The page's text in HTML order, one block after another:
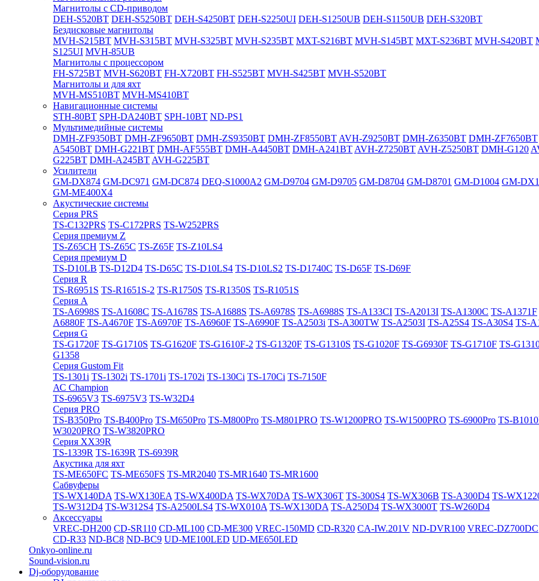
Магнитолы с CD-приводом
DEH-S520BT DEH-S5250BT DEH-S4250BT DEH-S2250UI DEH-S1250UB DEH-S1150UB DEH-S320BT
Бездисковые магнитолы
MVH-S215BT MVH-S315BT MVH-S325BT MVH-S235BT MXT-S216BT MVH-S145BT MXT-S236BT MVH-S420BT
S125UI MVH-85UB
Магнитолы с процессором
FH-S725BT MVH-S620BT FH-X720BT FH-S525BT MVH-S425BT MVH-S520BT
Магнитолы и для яхт
MVH-MS510BT MVH-MS410BT
Навигационные системы
STH-80BT SPH-DA240BT SPH-10BT ND-PS1
Мультимедийные системы
DMH-ZF9350BT DMH-ZF9650BT DMH-ZS9350BT DMH-ZF8550BT AVH-Z9250BT DMH-Z6350BT DMH-ZF7650BT
A5450BT DMH-G221BT DMH-AF555BT DMH-A4450BT DMH-A241BT AVH-Z7250BT AVH-Z5250BT DMH-G120
G225BT DMH-A245BT AVH-G225BT
Усилители
GM-DX874 GM-DC971 GM-DC874 DEQ-S1000A2 GM-D9704 GM-D9705 GM-D8704 GM-D8701 GM-D1004 GM-
GM-ME400X4
Акустические системы
Cерия PRS
TS-C132PRS TS-C172PRS TS-W252PRS
Cерия премиум Z
TS-Z65CH TS-Z65C TS-Z65F TS-Z10LS4
Cерия премиум D
TS-D10LB TS-D12D4 TS-D65C TS-D10LS4 TS-D10LS2 TS-D1740C TS-D65F TS-D69F
Cерия R
TS-R6951S TS-R1651S-2 TS-R1750S TS-R1350S TS-R1051S
Cерия A
TS-A6998S TS-A1608C TS-A1678S TS-A1688S TS-A6978S TS-A6988S TS-A133CI TS-A2013I TS-A1300C TS-A1371F
A6880F TS-A4670F TS-A6970F TS-A6960F TS-A6990F TS-A2503i TS-A300TW TS-A2503I TS-A25S4 TS-A30S4 TS-
Cерия G
TS-G1720F TS-G1710S TS-G1620F TS-G1610F-2 TS-G1320F TS-G1310S TS-G1020F TS-G6930F TS-G1710F TS-
G1358
Cерия Gustom Fit
TS-1301i TS-1302i TS-1701i TS-1702i TS-130Ci TS-170Ci TS-7150F
АС Champion
TS-6965V3 TS-6975V3 TS-W32D4
Cерия PRO
TS-B350Pro TS-B400Pro TS-M650Pro TS-M800Pro TS-M801PRO TS-W1200PRO TS-W1500PRO TS-6900Pro TS-
W3020PRO TS-W3820PRO
Cерия XX39R
TS-1339R TS-1639R TS-6939R
Акустика для яхт
TS-ME650FC TS-ME650FS TS-MR2040 TS-MR1640 TS-MR1600
Сабвуферы
TS-WX140DA TS-WX130EA TS-WX400DA TS-WX70DA TS-WX306T TS-300S4 TS-WX306B TS-A300D4 TS-
TS-W312D4 TS-W312S4 TS-A2500LS4 TS-WX010A TS-WX130DA TS-A250D4 TS-WX3000T TS-W260D4
Аксессуары
VREC-DH200 CD-SR110 CD-ML100 CD-ME300 VREC-150MD CD-R320 CA-IW.201V ND-DVR100 VREC-DZ700DC
CD-R33 ND-BC8 ND-BC9 UD-ME100LED UD-ME650LED
Onkyo-online.ru
Sound-vision.ru
Dj-оборудование